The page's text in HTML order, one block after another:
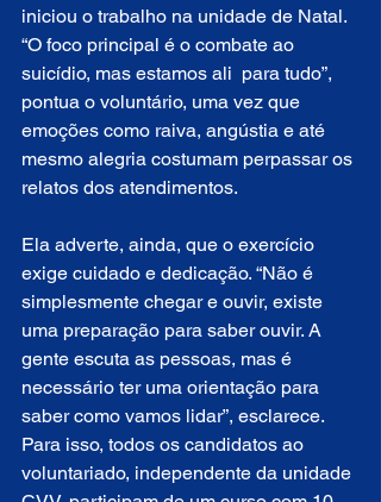
iniciou o trabalho na unidade de Natal.
“O foco principal é o combate ao
suicídio, mas estamos ali  para tudo”,
pontua o voluntário, uma vez que
emoções como raiva, angústia e até
mesmo alegria costumam perpassar os
relatos dos atendimentos.
Ela adverte, ainda, que o exercício
exige cuidado e dedicação. “Não é
simplesmente chegar e ouvir, existe
uma preparação para saber ouvir. A
gente escuta as pessoas, mas é
necessário ter uma orientação para
saber como vamos lidar”, esclarece.
Para isso, todos os candidatos ao
voluntariado, independente da unidade